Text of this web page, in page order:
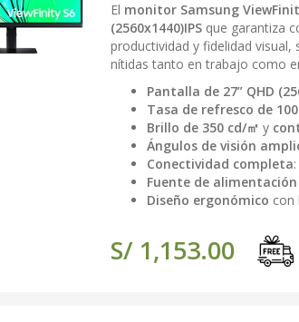
El monitor Samsung
(2560x1440)IPS que garantiza
productividad y fidelidad visual,
nítidas tanto en trabajo como
Pantalla de 27” QHD
Tasa de refresco de
Brillo de 350 cd/㎡ y
Ángulos de visión
Conectividad completa
Fuente de
Diseño ergonómico con
S/ 1,153.00